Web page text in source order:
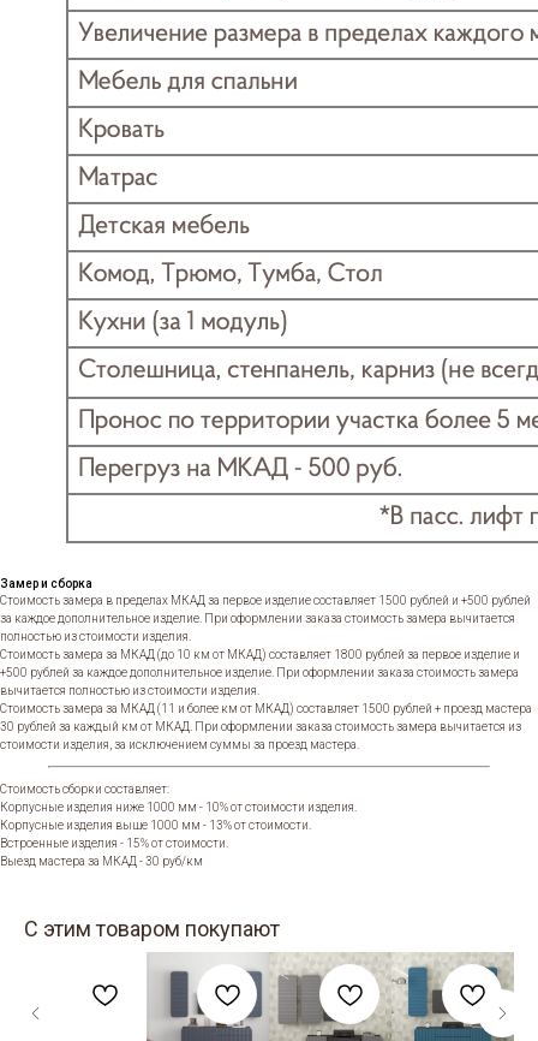
Замер и сборка
Стоимость замера в пределах МКАД за первое изделие составляет 1500 рублей и +500 рублей
за каждое дополнительное изделие. При оформлении заказа стоимость замера вычитается
полностью из стоимости изделия.
Стоимость замера за МКАД (до 10 км от МКАД) составляет 1800 рублей за первое изделие и
+500 рублей за каждое дополнительное изделие. При оформлении заказа стоимость замера
вычитается полностью из стоимости изделия.
Стоимость замера за МКАД (11 и более км от МКАД) составляет 1500 рублей + проезд мастера
30 рублей за каждый км от МКАД. При оформлении заказа стоимость замера вычитается из
стоимости изделия, за исключением суммы за проезд мастера.
Стоимость сборки составляет:
Корпусные изделия ниже 1000 мм - 10% от стоимости изделия.
Корпусные изделия выше 1000 мм - 13% от стоимости.
Встроенные изделия - 15% от стоимости.
Выезд мастера за МКАД - 30 руб/км
С этим товаром покупают